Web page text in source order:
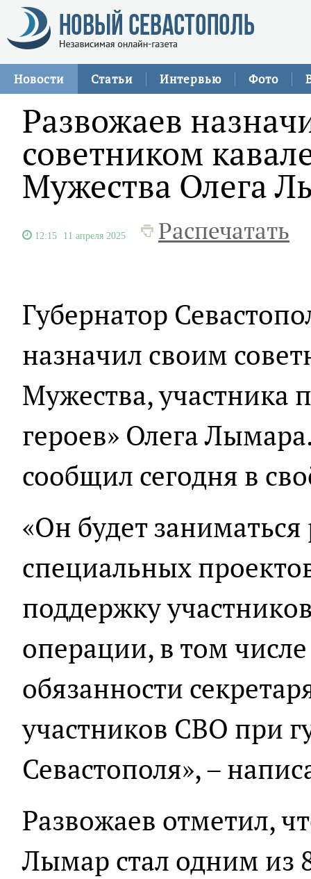
Новости Статьи Интервью Фото
Развожаев
советником
Мужества Олега
12:15 11 апреля 2025 Распечатать
Губернатор
назначил своим
Мужества, участника
героев» Олега
сообщил сегодня в
«Он будет
специальных
поддержку
операции, в том
обязанности
участников СВО при
Севастополя», –
Развожаев отметил,
Лымар стал одним из